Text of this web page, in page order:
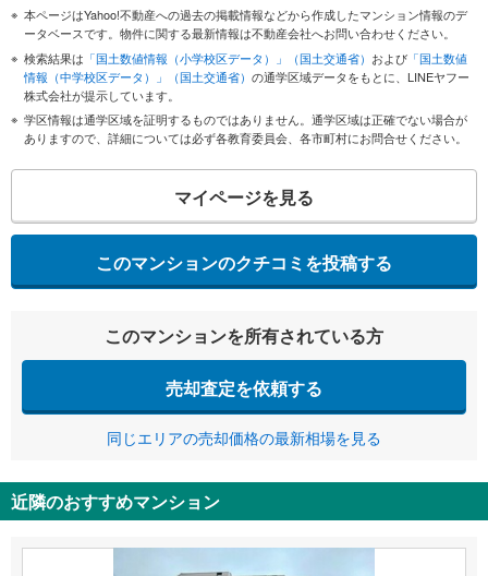
本ページはYahoo!不動産への過去の掲載情報などから作成したマンション情報のデ
ータベースです。物件に関する最新情報は不動産会社へお問い合わせください。
検索結果は 「国土数値情報（小学校区データ）」（国土交通省） および 「国土数値
情報（中学校区データ）」（国土交通省） の通学区域データをもとに、LINEヤフー
株式会社が提示しています。
学区情報は通学区域を証明するものではありません。通学区域は正確でない場合が
ありますので、詳細については必ず各教育委員会、各市町村にお問合せください。
マイページを見る
このマンションのクチコミを投稿する
このマンションを所有されている方
売却査定を依頼する
同じエリアの売却価格の最新相場を見る
近隣のおすすめマンション